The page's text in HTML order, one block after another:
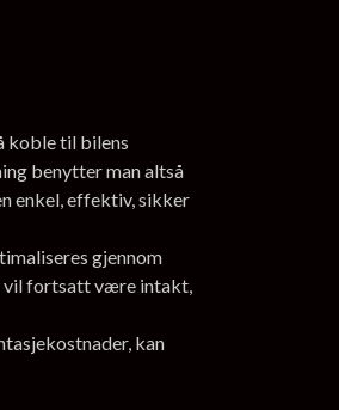
koble til bilens
benytter man altså
enkel, effektiv, sikker
gjennom
vil fortsatt være intakt,
kan